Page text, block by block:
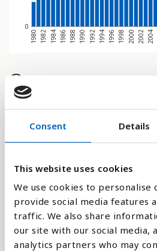
Consent Details
This website uses cookies
We use cookies to personalise
provide social media features
traffic. We also share
our site with our social media,
analytics partners who may
0
1980 1982 1984 1986 1988 1990 1992 1994 1996 1998 2000 2002 2004
Linje
Flade
Sammenligne med: